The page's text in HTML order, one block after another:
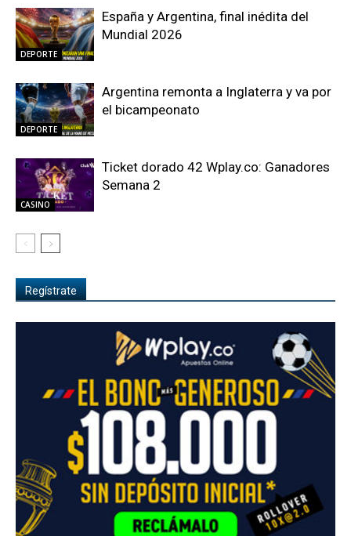
DEPORTE
España y Argentina, final inédita del
Mundial 2026
DEPORTE
Argentina remonta a Inglaterra y va por
el bicampeonato
CASINO
Ticket dorado 42 Wplay.co: Ganadores
Semana 2
Regístrate